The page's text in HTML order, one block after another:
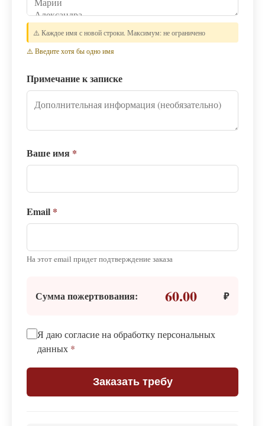
⚠️ Каждое имя с новой строки. Максимум: не ограничено
⚠️ Введите хотя бы одно имя
Примечание к записке
Ваше имя *
Email *
На этот email придет подтверждение заказа
Сумма пожертвования: 60.00 ₽
Я даю согласие на обработку персональных
данных *
Заказать требу